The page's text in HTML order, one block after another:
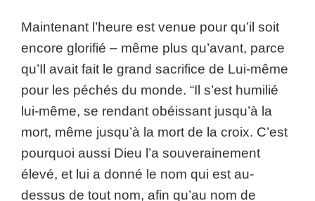
Maintenant l’heure est venue pour qu’il soit
encore glorifié – même plus qu’avant, parce
qu’Il avait fait le grand sacrifice de Lui-même
pour les péchés du monde. “Il s’est humilié
lui-même, se rendant obéissant jusqu’à la
mort, même jusqu’à la mort de la croix. C’est
pourquoi aussi Dieu l’a souverainement
élevé, et lui a donné le nom qui est au-
dessus de tout nom, afin qu’au nom de